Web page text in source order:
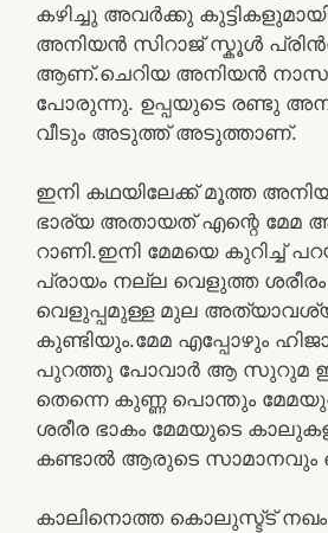
കഴിച്ചു അവർക്കു
അനിയൻ സിറാജ് സ്കൂൾ
ആണ്.ചെറിയ അനിയൻ
പോരുന്നു. ഉപ്പയുടെ രണ്ടു
വീടും അടുത്ത് അടുത്താണ്.
ഇനി കഥയിലേക്ക് മൂത്ത
ഭാര്യ അതായത് എന്റെ
റാണി.ഇനി മേമയെ കുറിച്ച്
പ്രായം നല്ല വെളുത്ത
വെളുപ്പമുള്ള മുല
കുണ്ടിയും.മേമ എപ്പോഴും
പുറത്തു പോവാർ ആ സുറുമ
തെന്നെ കുണ്ണ പൊന്തും
ശരീര ഭാകം മേമയുടെ
കണ്ടാൽ ആരുടെ സാമാനവും
കാലിനൊത്ത കൊലുസ്ട്ട്